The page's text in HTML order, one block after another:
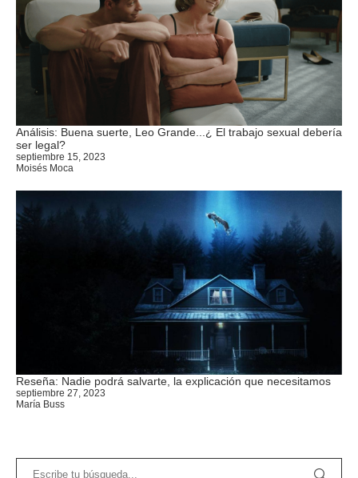
Análisis: Buena suerte, Leo Grande...¿ El trabajo sexual debería
ser legal?
septiembre 15, 2023
Moisés Moca
Reseña: Nadie podrá salvarte, la explicación que necesitamos
septiembre 27, 2023
María Buss